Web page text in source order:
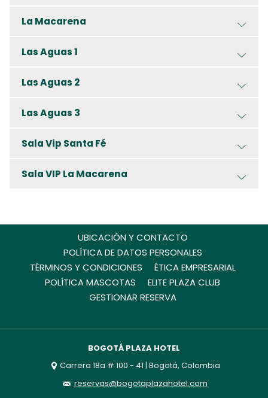
La Macarena
Las Aguas 1
Las Aguas 2
Las Aguas 3
Sala Vip Santa Fé
Sala VIP La Macarena
UBICACIÓN Y CONTACTO
POLÍTICA DE DATOS PERSONALES
TÉRMINOS Y CONDICIONES
ÉTICA EMPRESARIAL
POLÍTICA MASCOTAS
ELITE PLAZA CLUB
GESTIONAR RESERVA
BOGOTÁ PLAZA HOTEL
Carrera 18a # 100 - 41 | Bogotá, Colombia
reservas@bogotaplazahotel.com